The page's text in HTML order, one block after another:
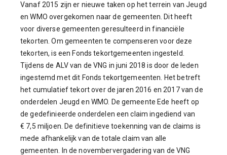
Vanaf 2015 zijn er nieuwe taken op het terrein van Jeugd
en WMO overgekomen naar de gemeenten. Dit heeft
voor diverse gemeenten geresulteerd in financiële
tekorten. Om gemeenten te compenseren voor deze
tekorten, is een Fonds tekortgemeenten ingesteld.
Tijdens de ALV van de VNG in juni 2018 is door de leden
ingestemd met dit Fonds tekortgemeenten. Het betreft
het cumulatief tekort over de jaren 2016 en 2017 van de
onderdelen Jeugd en WMO. De gemeente Ede heeft op
de gedefinieerde onderdelen een claim ingediend van
€ 7,5 miljoen. De definitieve toekenning van de claims is
mede afhankelijk van de totale claim van alle
gemeenten. In de novembervergadering van de VNG